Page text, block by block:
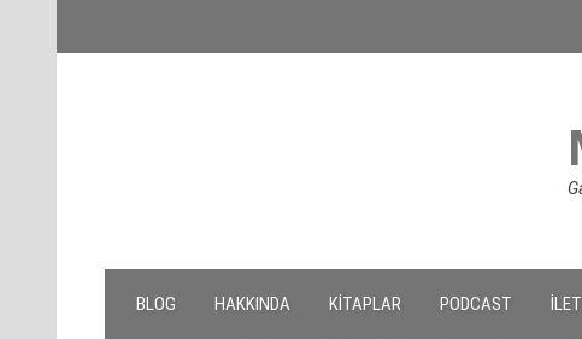
BLOG HAKKINDA KITAPLAR PODCAST